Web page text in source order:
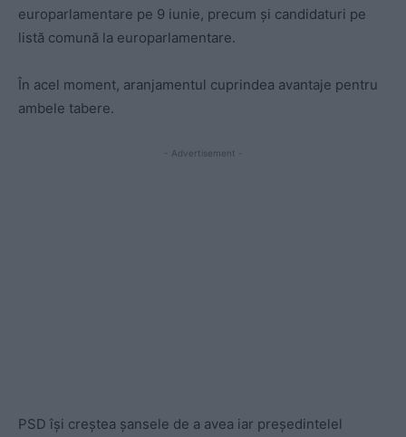
europarlamentare pe 9 iunie, precum și candidaturi pe
listă comună la europarlamentare.
În acel moment, aranjamentul cuprindea avantaje pentru
ambele tabere.
- Advertisement -
PSD își creștea șansele de a avea iar președintelel